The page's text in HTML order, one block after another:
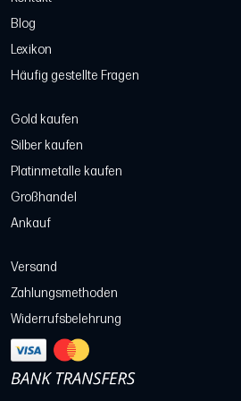
Blog
Lexikon
Häufig gestellte Fragen
Gold kaufen
Silber kaufen
Platinmetalle kaufen
Großhandel
Ankauf
Versand
Zahlungsmethoden
Widerrufsbelehrung